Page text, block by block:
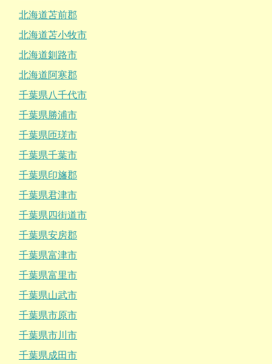
北海道苫前郡
北海道苫小牧市
北海道釧路市
北海道阿寒郡
千葉県八千代市
千葉県勝浦市
千葉県匝瑳市
千葉県千葉市
千葉県印旛郡
千葉県君津市
千葉県四街道市
千葉県安房郡
千葉県富津市
千葉県富里市
千葉県山武市
千葉県市原市
千葉県市川市
千葉県成田市